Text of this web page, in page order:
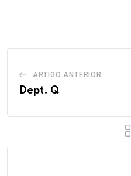
ARTIGO ANTERIOR
Dept. Q